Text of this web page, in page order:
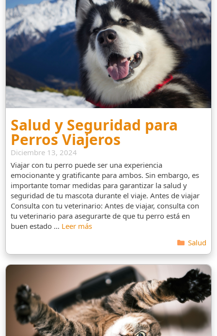
Salud y Seguridad para
Perros Viajeros
Diciembre 13, 2024
Viajar con tu perro puede ser una experiencia
emocionante y gratificante para ambos. Sin embargo, es
importante tomar medidas para garantizar la salud y
seguridad de tu mascota durante el viaje. Antes de viajar
Consulta con tu veterinario: Antes de viajar, consulta con
tu veterinario para asegurarte de que tu perro está en
buen estado … Leer más
Salud